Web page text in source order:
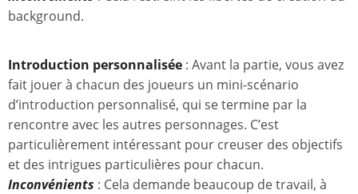
background.
Introduction personnalisée : Avant la partie, vous avez
fait jouer à chacun des joueurs un mini-scénario
d’introduction personnalisé, qui se termine par la
rencontre avec les autres personnages. C’est
particulièrement intéressant pour creuser des objectifs
et des intrigues particulières pour chacun.
Inconvénients : Cela demande beaucoup de travail, à